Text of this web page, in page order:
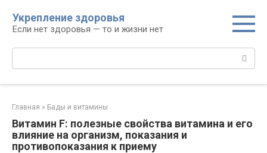
контенту
Укрепление здоровья
Если нет здоровья — то и жизни нет
Поиск:
Главная » Бады и витамины
Витамин F: полезные свойства витамина и его
влияние на организм, показания и
противопоказания к приему